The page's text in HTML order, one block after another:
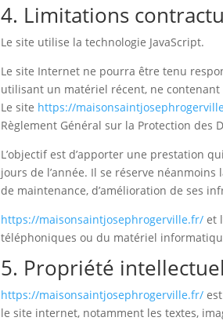
4. Limitations
Le site utilise la technologie JavaScript.
Le site Internet ne pourra être tenu
utilisant un matériel récent, ne
Le site https://
Règlement Général sur la Protection des
L’objectif est d’apporter une prestation
jours de l’année. Il se réserve
de maintenance, d’amélioration de ses
https://maisonsaintjosephrogerville.fr/ et
téléphoniques ou du matériel
5. Propriété
https://maisonsaintjosephrogerville.fr/
le site internet, notamment les textes,